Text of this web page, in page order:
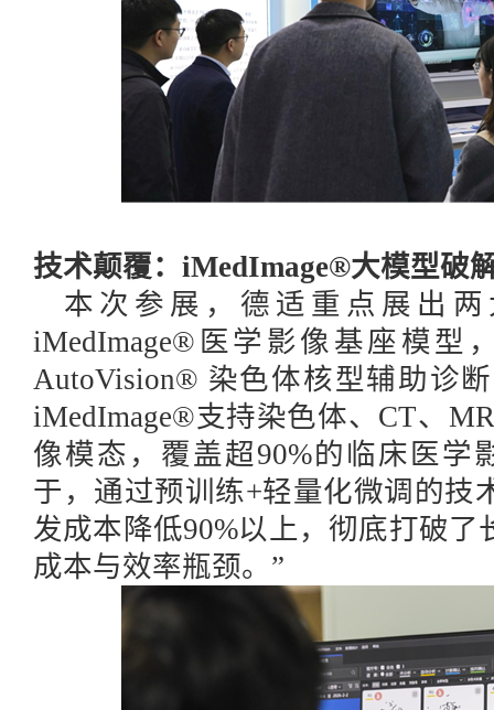
技术颠覆： iMedImage®大模型破
本次参展，德适重点展出
iMedImage®医学影像基座模型
AutoVision® 染色体核型辅助诊
iMedImage®支持染色体、CT、
像模态，覆盖超90%的临床医学
于，通过预训练+轻量化微调的技
发成本降低90%以上，彻底打破
成本与效率瓶颈。”